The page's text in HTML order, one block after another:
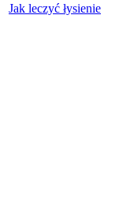
Jak leczyć łysienie